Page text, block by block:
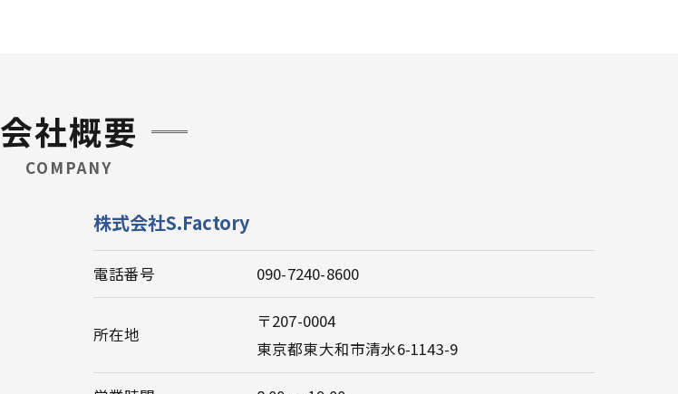
会社概要
COMPANY
株式会社S.Factory
電話番号 090-7240-8600
所在地
〒207-0004
東京都東大和市清水6-1143-9